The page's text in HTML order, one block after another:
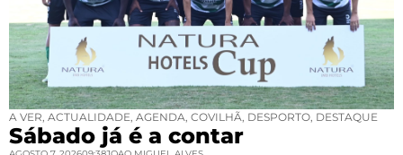
A VER ACTUALIDADE AGENDA COVILHÃ DESPORTO DESTAQUE
Sábado já é a contar